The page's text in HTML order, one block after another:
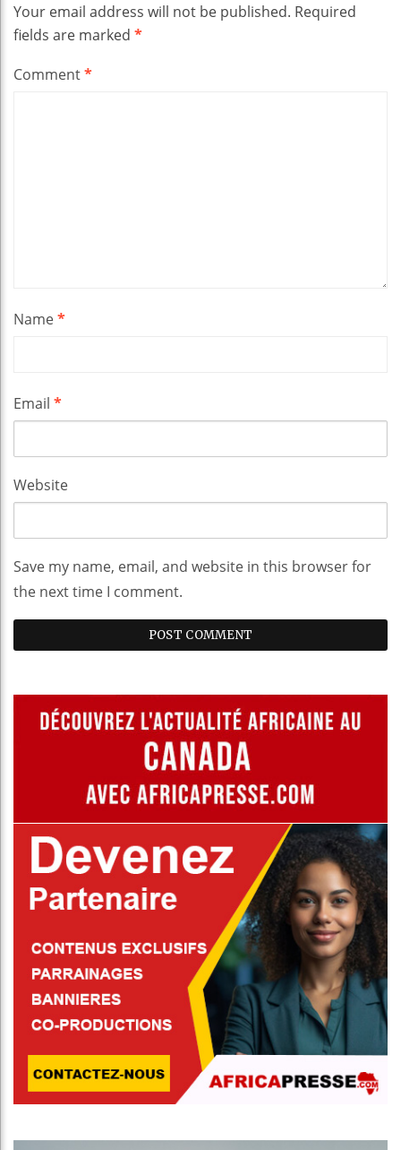
Your email address will not be published. Required
fields are marked *
Comment*
Name*
Email *
Website
Save my name, email, and website in this browser for
the next time I comment.